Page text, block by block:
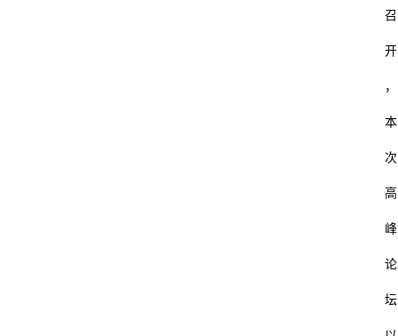
召
开
，
本
次
高
峰
论
坛